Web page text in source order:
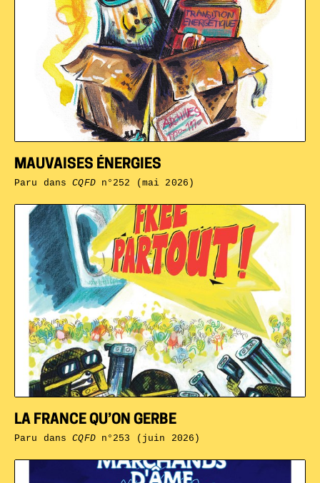
LA FRANCE QU’ON GERBE
Paru dansCQFDn°253 (juin 2026)
MAUVAISES ÉNERGIES
Paru dansCQFDn°252 (mai 2026)